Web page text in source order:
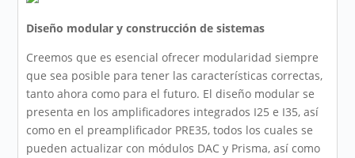
Diseño modular y construcción de sistemas
Creemos que es esencial ofrecer modularidad siempre
que sea posible para tener las características correctas,
tanto ahora como para el futuro. El diseño modular se
presenta en los amplificadores integrados I25 e I35, así
como en el preamplificador PRE35, todos los cuales se
pueden actualizar con módulos DAC y Prisma, así como